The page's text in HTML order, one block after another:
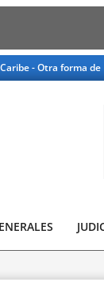
forma de ver la noticia